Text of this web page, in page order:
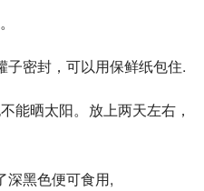
密封，可以用保鲜纸包住.
能晒太阳。放上两天左右，
深黑色便可食用,